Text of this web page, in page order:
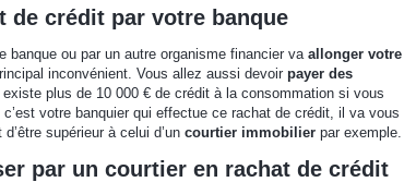
de crédit par votre banque
banque ou par un autre organisme financier va allonger votre
inconvénient. Vous allez aussi devoir payer des
existe plus de 10 000 € de crédit à la consommation si vous
votre banquier qui effectue ce rachat de crédit, il va vous
supérieur à celui d’un courtier immobilier par exemple.
par un courtier en rachat de crédit